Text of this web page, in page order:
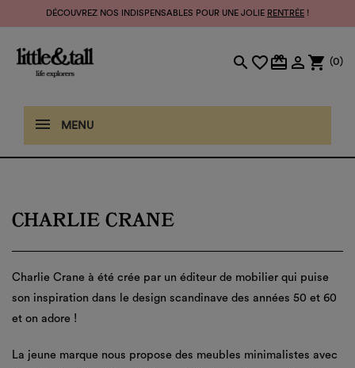
DÉCOUVREZ NOS INDISPENSABLES POUR UNE JOLIE RENTRÉE !
search favorite_bordercard_giftcard  shopping_cart (0)
MENU
CHARLIE CRANE
Charlie Crane à été crée par un éditeur de mobilier qui puise
son inspiration dans le design scandinave des années 50 et 60
et on adore !
La jeune marque nous propose des meubles minimalistes avec